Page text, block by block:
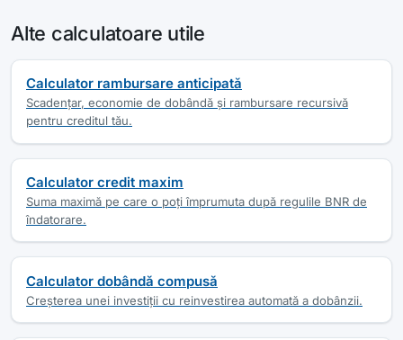
Alte calculatoare utile
Calculator rambursare anticipată
Scadențar, economie de dobândă și rambursare recursivă
pentru creditul tău.
Calculator credit maxim
Suma maximă pe care o poți împrumuta după regulile BNR de
îndatorare.
Calculator dobândă compusă
Creșterea unei investiții cu reinvestirea automată a dobânzii.